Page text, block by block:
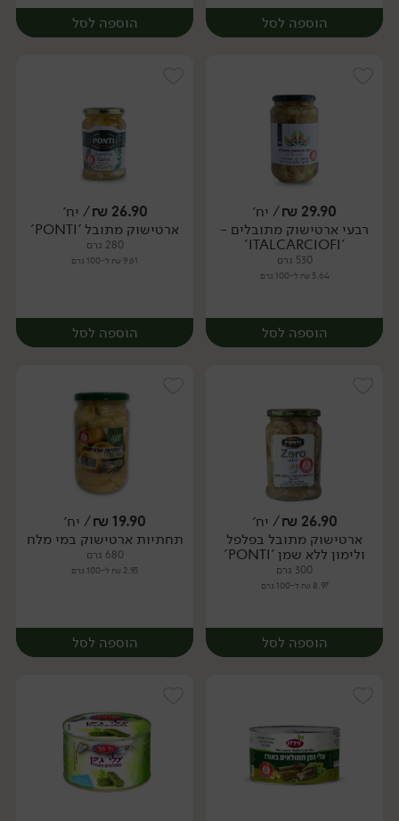
הוספה לסל
יח׳
הוספה לסל
יח׳
29.90
₪/ יח׳
רבעי ארטישוק מתובלים -
'ITALCARCIOFI'
530 גרם
5.64 ₪ ל-100 גרם
הוספה לסל
יח׳
26.90
₪/ יח׳
ארטישוק מתובל 'PONTI'
280 גרם
9.61 ₪ ל-100 גרם
הוספה לסל
יח׳
26.90
₪/ יח׳
ארטישוק מתובל בפלפל
ולימון ללא שמן 'PONTI'
300 גרם
8.97 ₪ ל-100 גרם
הוספה לסל
19.90
₪/ יח׳
תחתיות ארטישוק במי מלח
680 גרם
2.93 ₪ ל-100 גרם
הוספה לסל